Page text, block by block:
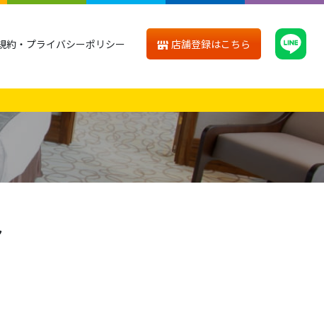
約・プライバシーポリシー 店舗登録はこちら